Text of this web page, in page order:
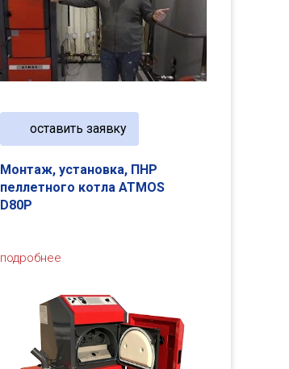
Монтаж, установка, ПНР
пеллетного котла ATMOS
D80P
подробнее
оставить заявку